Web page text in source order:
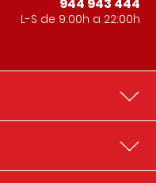
L-S de 9:00h a 22:00h